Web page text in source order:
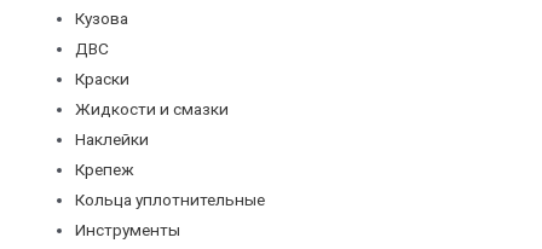
Кузова
ДВС
Краски
Жидкости и смазки
Наклейки
Крепеж
Кольца уплотнительные
Инструменты